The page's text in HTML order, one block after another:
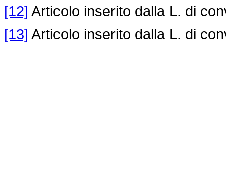
[12] Articolo inserito dalla L. di
[13] Articolo inserito dalla L. di